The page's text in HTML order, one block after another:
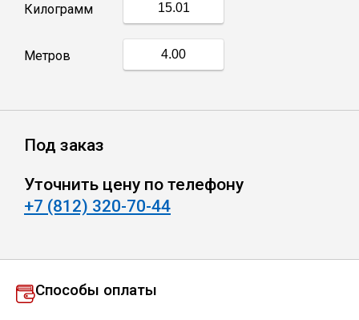
Катанка
Винтовые сваи
Столбы заборные
Сетка кладочная
Килограмм
Метров
Под заказ
Уточнить цену по телефону
+7 (812) 320-70-44
Способы оплаты